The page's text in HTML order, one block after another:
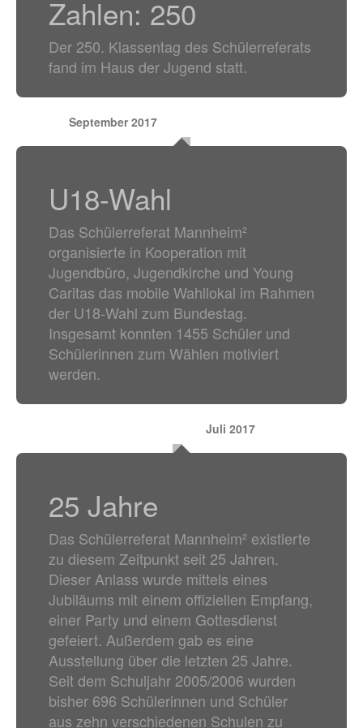
Zahlen: 250
Der 250. Klassentag des Schülerreferats
fand im Haus der Jugend statt.
September 2017
U18-Wahl
Das Schülerreferat Mannheim²
organisierte in Kooperation mit
Jugendbüro, Jugendkirche und Young
Caritas das mobile Wahllokal im Rahmen
der U18-Wahl zum Bundestag.
Insgesamt konnten 1455 Schüler und
Schülerinnen zum Wählen motiviert
werden.
Juli 2017
25 Jahre
Das Schülerreferat Mannheim² existierte
zu diesem Zeitpunkt seit 25 Jahren.
Dieser Anlass wurde mittels eines
Jubiläums mit einem offiziellen Empfang,
einer Party und einem Gottesdienst
gefeiert. Außerdem gab es eine
Ausstellung über die letzten 25 Jahre.
Seit dem Schuljahr 2005/2006 wurden
bisher 696 Schülerinnen und Schüler
aus zehn verschiedenen Schulen zu